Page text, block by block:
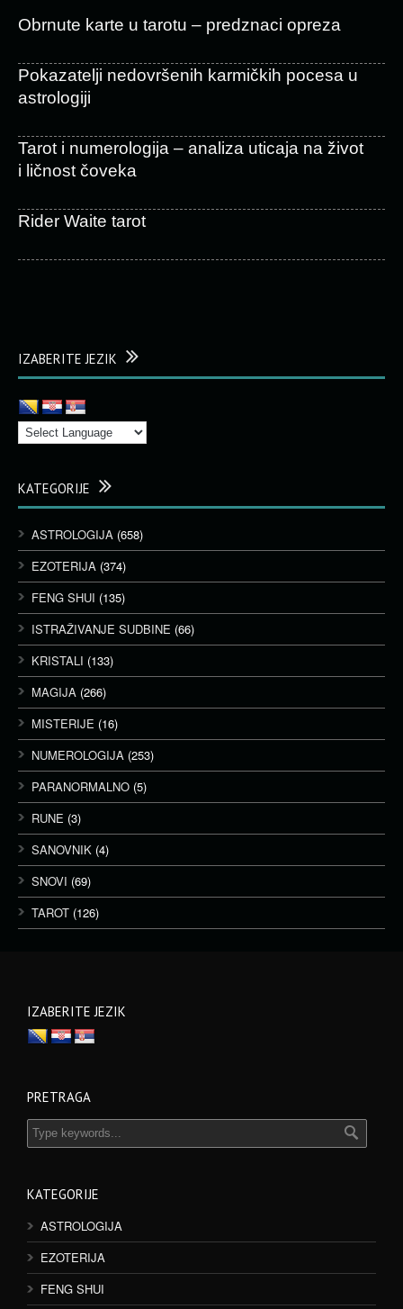
Obrnute karte u tarotu – predznaci opreza
Pokazatelji nedovršenih karmičkih pocesa u
astrologiji
Tarot i numerologija – analiza uticaja na život
i ličnost čoveka
Rider Waite tarot
IZABERITE JEZIK
KATEGORIJE
ASTROLOGIJA (658)
EZOTERIJA (374)
FENG SHUI (135)
ISTRAŽIVANJE SUDBINE (66)
KRISTALI (133)
MAGIJA (266)
MISTERIJE (16)
NUMEROLOGIJA (253)
PARANORMALNO (5)
RUNE (3)
SANOVNIK (4)
SNOVI (69)
TAROT (126)
IZABERITE JEZIK
PRETRAGA
KATEGORIJE
ASTROLOGIJA
EZOTERIJA
FENG SHUI